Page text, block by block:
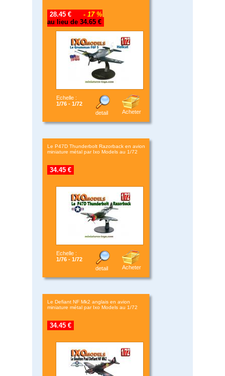
28.45 €
- 17 %
au lieu de 34.65 €
Echelle :
1/76 - 1/72
detail
Acheter
Le P47D Thunderbolt Razorback en avion
miniature métal par Ixo Models au 1/72
34.45 €
Echelle :
1/76 - 1/72
detail
Acheter
Le Defiant NF Mk2 anglais en avion
miniature métal par Ixo Models au 1/72
34.45 €